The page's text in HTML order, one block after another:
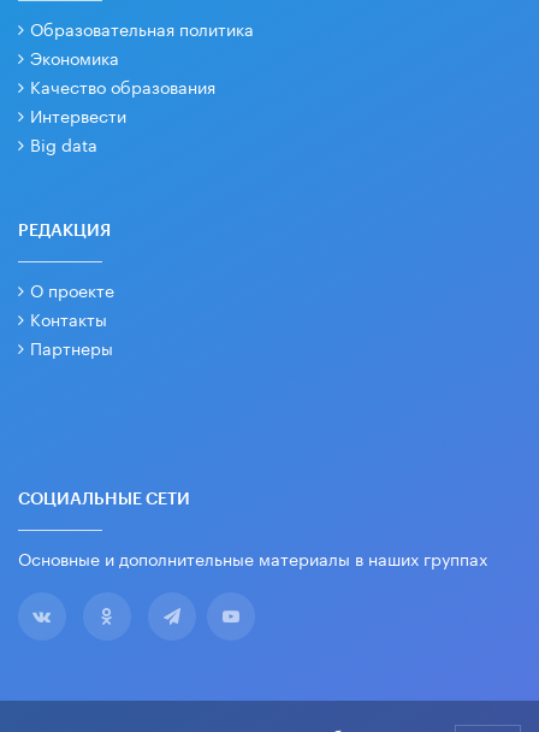
Образовательная политика
Экономика
Качество образования
Интервести
Big data
РЕДАКЦИЯ
О проекте
Контакты
Партнеры
СОЦИАЛЬНЫЕ СЕТИ
Основные и дополнительные материалы в наших группах